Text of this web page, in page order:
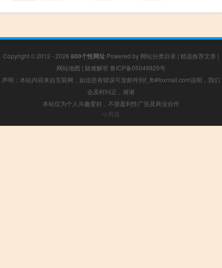
Copyright © 2012 - 2026 800个性网址 Powered by 网站分类目录 | 精选推荐文章 |
网站地图 | 疑难解答 鲁ICP备05049929号
声明：本站内容来自互联网，如信息有错误可发邮件到f_fb#foxmail.com说明，我们
会及时纠正，谢谢
本站仅为个人兴趣爱好，不接盈利性广告及商业合作
小男孩